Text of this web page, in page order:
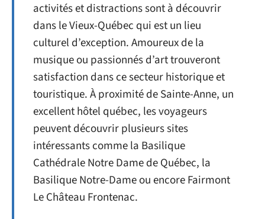
activités et distractions sont à découvrir
dans le Vieux-Québec qui est un lieu
culturel d’exception. Amoureux de la
musique ou passionnés d’art trouveront
satisfaction dans ce secteur historique et
touristique. À proximité de Sainte-Anne, un
excellent hôtel québec, les voyageurs
peuvent découvrir plusieurs sites
intéressants comme la Basilique
Cathédrale Notre Dame de Québec, la
Basilique Notre-Dame ou encore Fairmont
Le Château Frontenac.